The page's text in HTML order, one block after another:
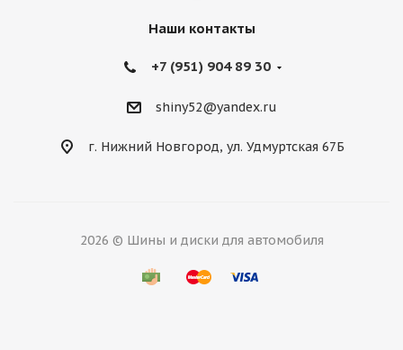
Наши контакты
+7 (951) 904 89 30
shiny52@yandex.ru
г. Нижний Новгород, ул. Удмуртская 67Б
2026 © Шины и диски для автомобиля